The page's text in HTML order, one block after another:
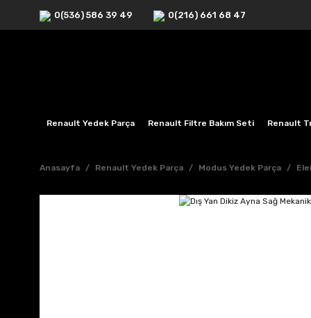
0(536) 586 39 49 0(216) 661 68 47
Renault Yedek Parça Renault Filtre Bakım Seti Renault
Anasayfa Renault Yedek Parça Modus Yedek Parça